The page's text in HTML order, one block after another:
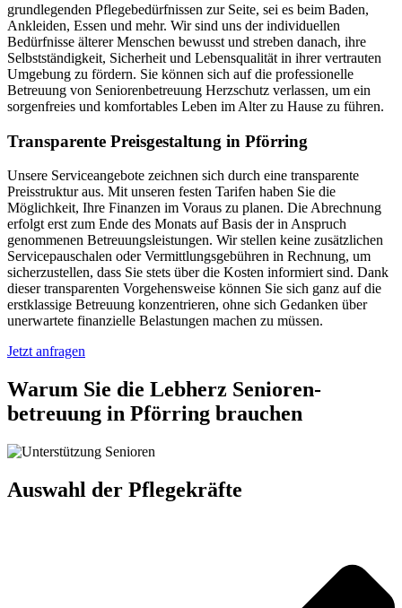
grundlegenden Pflegebedürfnissen zur Seite, sei es beim Baden,
Ankleiden, Essen und mehr. Wir sind uns der individuellen
Bedürfnisse älterer Menschen bewusst und streben danach, ihre
Selbstständigkeit, Sicherheit und Lebensqualität in ihrer vertrauten
Umgebung zu fördern. Sie können sich auf die professionelle
Betreuung von Seniorenbetreuung Herzschutz verlassen, um ein
sorgenfreies und komfortables Leben im Alter zu Hause zu führen.
Transparente Preisgestaltung in Pförring
Unsere Serviceangebote zeichnen sich durch eine transparente
Preisstruktur aus. Mit unseren festen Tarifen haben Sie die
Möglichkeit, Ihre Finanzen im Voraus zu planen. Die Abrechnung
erfolgt erst zum Ende des Monats auf Basis der in Anspruch
genommenen Betreuungsleistungen. Wir stellen keine zusätzlichen
Servicepauschalen oder Vermittlungsgebühren in Rechnung, um
sicherzustellen, dass Sie stets über die Kosten informiert sind. Dank
dieser transparenten Vorgehensweise können Sie sich ganz auf die
erstklassige Betreuung konzentrieren, ohne sich Gedanken über
unerwartete finanzielle Belastungen machen zu müssen.
Jetzt anfragen
Warum Sie die Lebherz Senioren­
betreuung in Pförring brauchen
Auswahl der Pflegekräfte